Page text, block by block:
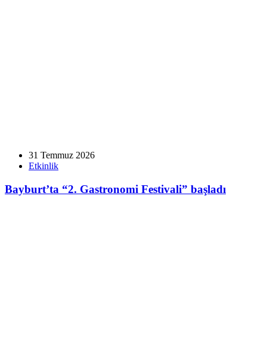
31 Temmuz 2026
Etkinlik
Bayburt’ta “2. Gastronomi Festivali” başladı